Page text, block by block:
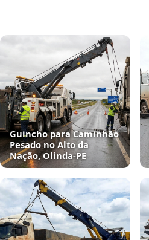
Guincho para Caminhão
Pesado no Alto da
Nação, Olinda‑PE